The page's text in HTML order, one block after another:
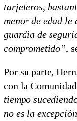
tarjeteros,
menor de edad
guardia de
comprometido”,
Por su parte,
con la
tiempo
no es la